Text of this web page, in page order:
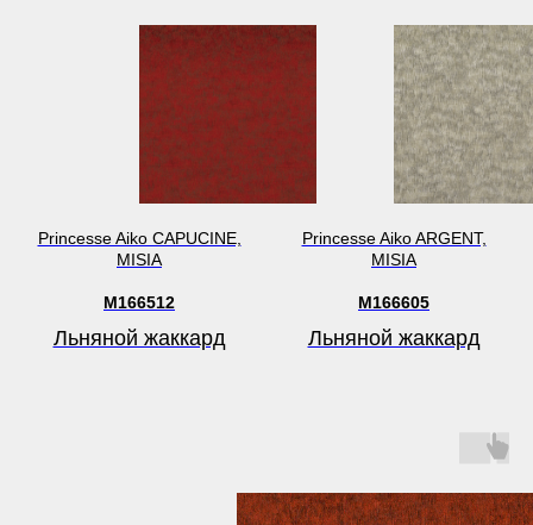
Princesse Aiko CAPUCINE,
MISIA
M166512
Льняной жаккард
Princesse Aiko ARGENT,
MISIA
M166605
Льняной жаккард